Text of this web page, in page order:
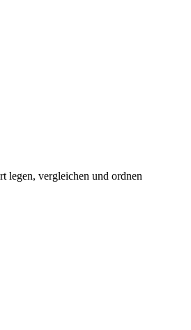
legen, vergleichen und ordnen